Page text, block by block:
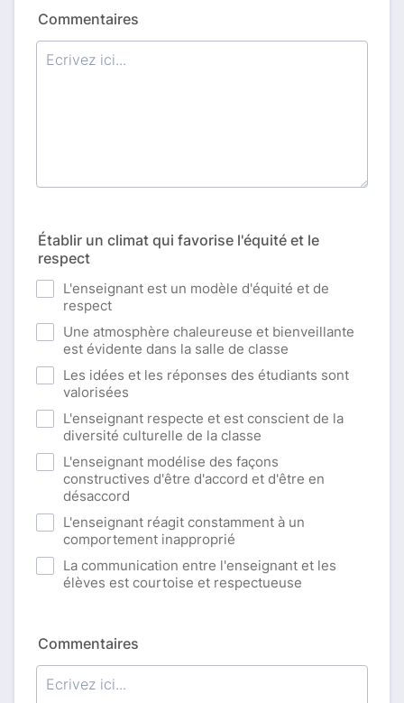
Commentaires
Établir un climat qui favorise l'équité et le
respect
L'enseignant est un modèle d'équité et de
respect
Une atmosphère chaleureuse et bienveillante
est évidente dans la salle de classe
Les idées et les réponses des étudiants sont
valorisées
L'enseignant respecte et est conscient de la
diversité culturelle de la classe
L'enseignant modélise des façons
constructives d'être d'accord et d'être en
désaccord
L'enseignant réagit constamment à un
comportement inapproprié
La communication entre l'enseignant et les
élèves est courtoise et respectueuse
Commentaires